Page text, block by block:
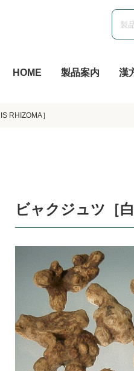
HOME 製品案内 漢
RHIZOMA］
ビャクジュツ［